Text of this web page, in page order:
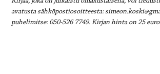
avatusta sähköpostiosoitteesta:
puhelimitse: 050-526 7749. Kirjan hinta on 25